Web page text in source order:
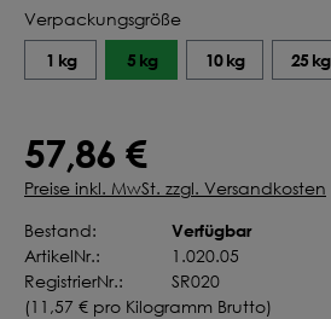
Verpackungsgröße
1 kg 5 kg 10 kg 25 kg
57,86 €
Preise inkl. MwSt. zzgl. Versandkosten
Bestand:
Verfügbar
ArtikelNr.:
1.020.05
RegistrierNr.:
SR020
(11,57 € pro Kilogramm Brutto)